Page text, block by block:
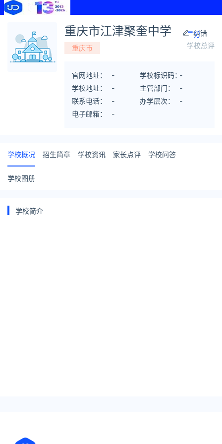
重庆市江津聚奎中学
纠错
重庆市
-分
学校总评
官网地址：
-
学校地址：
-
联系电话：
-
电子邮箱：
-
学校标识码：-
主管部门：
-
办学层次：
-
学校概况 招生简章 学校资讯 家长点评 学校问答
学校图册
学校简介